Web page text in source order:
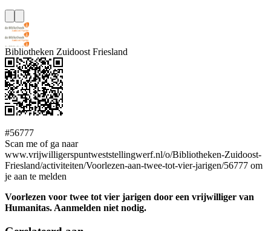
Bibliotheken Zuidoost Friesland
#56777
Scan me of ga naar
www.vrijwilligerspuntweststellingwerf.nl/o/Bibliotheken-Zuidoost-
Friesland/activiteiten/Voorlezen-aan-twee-tot-vier-jarigen/56777 om
je aan te melden
Voorlezen voor twee tot vier jarigen door een vrijwilliger van
Humanitas. Aanmelden niet nodig.